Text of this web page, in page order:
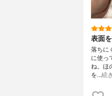
表面
落ちに
に使っ
ね。ほ
を…続